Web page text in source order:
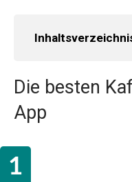
Die besten
App